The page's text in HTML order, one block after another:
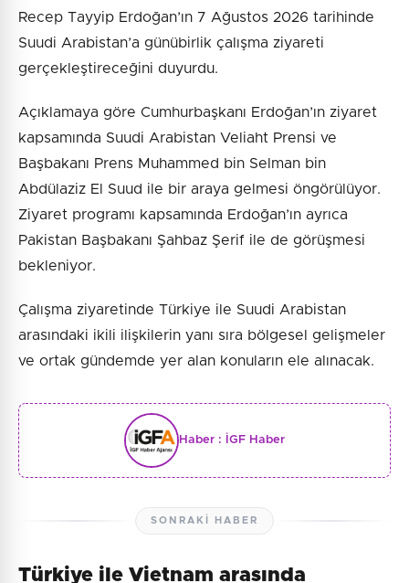
Recep Tayyip Erdoğan’ın 7 Ağustos 2026 tarihinde
Suudi Arabistan’a günübirlik çalışma ziyareti
gerçekleştireceğini duyurdu.
Açıklamaya göre Cumhurbaşkanı Erdoğan’ın ziyaret
kapsamında Suudi Arabistan Veliaht Prensi ve
Başbakanı Prens Muhammed bin Selman bin
Abdülaziz El Suud ile bir araya gelmesi öngörülüyor.
Ziyaret programı kapsamında Erdoğan’ın ayrıca
Pakistan Başbakanı Şahbaz Şerif ile de görüşmesi
bekleniyor.
Çalışma ziyaretinde Türkiye ile Suudi Arabistan
arasındaki ikili ilişkilerin yanı sıra bölgesel gelişmeler
ve ortak gündemde yer alan konuların ele alınacak.
Haber : İGF Haber
SONRAKI HABER
Türkiye ile Vietnam arasında